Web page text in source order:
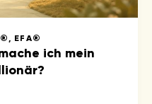
EFA®
ich mein